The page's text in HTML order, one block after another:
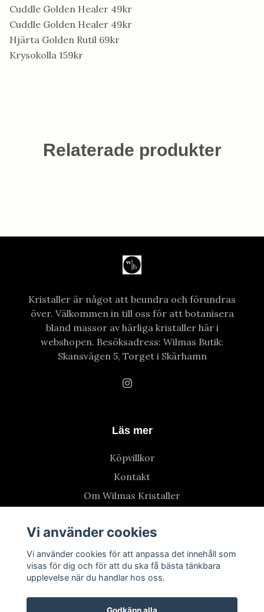
Cuddle Golden Healer 49kr
Cuddle Golden Healer 49kr
Hjärta Golden Rutil 69kr
Krysokolla 159kr
Relaterade produkter
Kristaller är något att beundra och förundras
över. Välkommen in till oss för att botanisera
bland massor av härliga kristaller här i
webshopen. Besöksadress: Wilmas Butik:
Skansvägen 5, Torget i Skärhamn
Läs mer
Köpvillkor
Kontakt
Om Wilmas Kristaller
Vi använder cookies
Vi använder cookies för att anpassa det innehåll som
visas för dig och för att du ska få bästa tänkbara
upplevelse när du handlar hos oss.
Godkänn alla